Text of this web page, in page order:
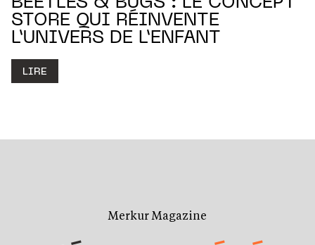
STORE QUI RÉINVENTE
L’UNIVERS DE L’ENFANT
LIRE
Merkur Magazine